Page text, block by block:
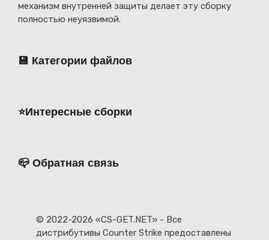
механизм внутренней защиты делает эту сборку
полностью неуязвимой.
💾 Категории файлов
⭐️Интересные сборки
📪 Обратная связь
© 2022-2026 «CS-GET.NET» - Все
дистрибутивы Counter Strike предоставлены